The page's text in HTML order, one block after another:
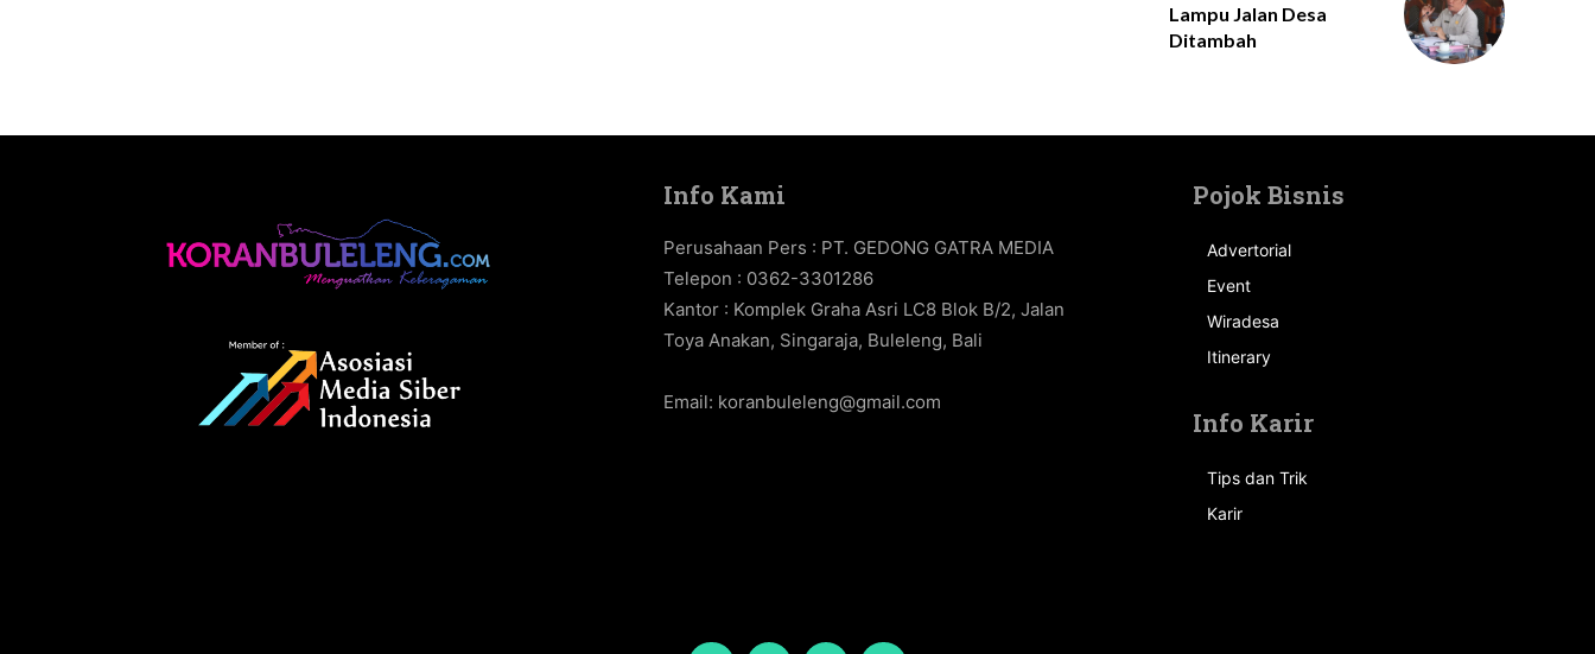
Lampu Jalan Desa
Ditambah
Info Kami
Perusahaan Pers : PT. GEDONG GATRA MEDIA
Telepon : 0362-3301286
Kantor : Komplek Graha Asri LC8 Blok B/2, Jalan
Toya Anakan, Singaraja, Buleleng, Bali
Email: koranbuleleng@gmail.com
Pojok Bisnis
Advertorial
Event
Wiradesa
Itinerary
Info Karir
Tips dan Trik
Karir